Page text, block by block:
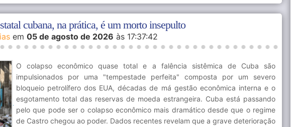
cubana, na prática, é um morto insepulto
em 05 de agosto de 2026 às 17:37:42
O colapso econômico quase total e a falência sistêmica de Cuba são
impulsionados por uma "tempestade perfeita" composta por um severo
bloqueio petrolífero dos EUA, décadas de má gestão econômica interna e o
esgotamento total das reservas de moeda estrangeira. Cuba está passando
pelo que pode ser o colapso econômico mais dramático desde que o regime
de Castro chegou ao poder. Dados recentes revelam que a grave deterioração